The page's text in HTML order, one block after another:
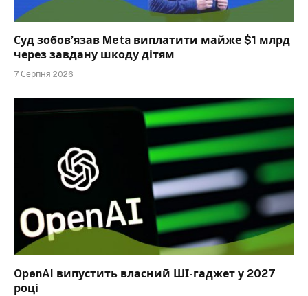
Суд зобов’язав Meta виплатити майже $1 млрд
через завдану шкоду дітям
7 Серпня 2026
OpenAI випустить власний ШІ-гаджет у 2027
році